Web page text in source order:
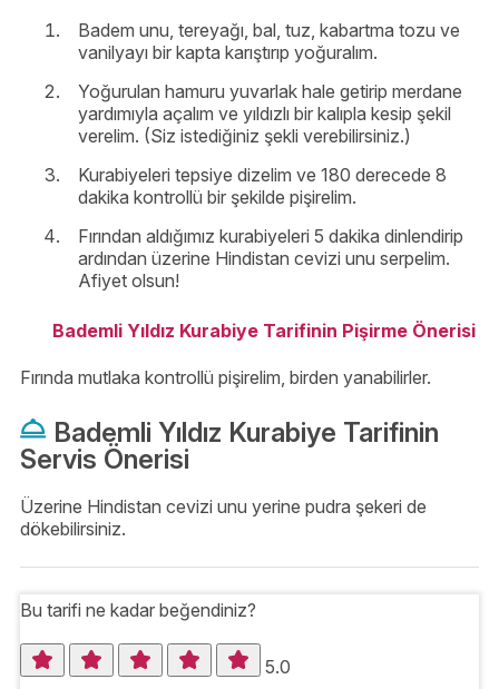
Badem unu, tereyağı, bal, tuz, kabartma tozu ve
vanilyayı bir kapta karıştırıp yoğuralım.
Yoğurulan hamuru yuvarlak hale getirip merdane
yardımıyla açalım ve yıldızlı bir kalıpla kesip şekil
verelim. (Siz istediğiniz şekli verebilirsiniz.)
Kurabiyeleri tepsiye dizelim ve 180 derecede 8
dakika kontrollü bir şekilde pişirelim.
Fırından aldığımız kurabiyeleri 5 dakika dinlendirip
ardından üzerine Hindistan cevizi unu serpelim.
Afiyet olsun!
Bademli Yıldız Kurabiye Tarifinin Pişirme Önerisi
Fırında mutlaka kontrollü pişirelim, birden yanabilirler.
Bademli Yıldız Kurabiye Tarifinin
Servis Önerisi
Üzerine Hindistan cevizi unu yerine pudra şekeri de
dökebilirsiniz.
Bu tarifi ne kadar beğendiniz?
5.0